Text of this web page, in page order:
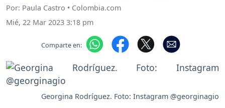
Por: Paula Castro • Colombia.com
Mié, 22 Mar 2023 3:18 pm
Comparte en:
Georgina Rodríguez. Foto: Instagram @georginagio